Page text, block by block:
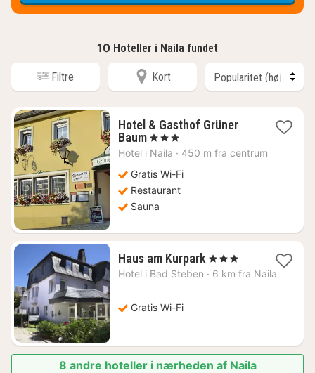
10 Hoteller i Naila fundet
Filtre Kort
Hotel & Gasthof Grüner
Baum1
nat
734
kr.
, 3 Stjerner
Hotel i Naila · 450 m fra centrum
Gratis Wi-Fi
Restaurant
Sauna
Haus am Kurpark 1
nat
, 3 Stjerner
Hotel i Bad Steben · 6 km fra Naila
Gratis Wi-Fi
8 andre hoteller i nærheden af Naila